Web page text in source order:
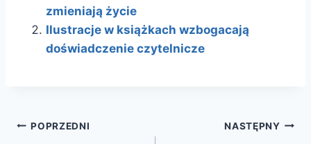
zmieniają życie
Ilustracje w książkach wzbogacają
doświadczenie czytelnicze
Nawigacja
POPRZEDNI NASTĘPNY